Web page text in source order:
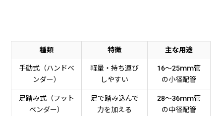
種類 特徴
主な用途
手動式（ハンドベ
ンダー）
軽量・持ち運び
しやすい
16〜25mm管
の小径配管
足踏み式（フット
ベンダー）
足で踏み込んで
力を加える
28〜36mm管
の中径配管